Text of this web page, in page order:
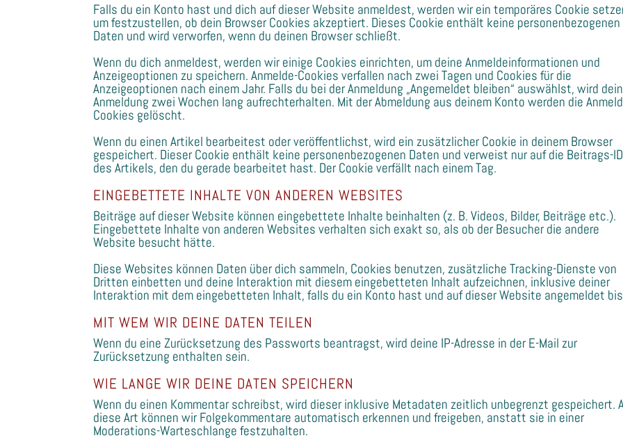
Falls du ein Konto hast und dich auf dieser Website anmeldest, werden wir ein temporäres Cookie
um festzustellen, ob dein Browser Cookies akzeptiert. Dieses Cookie enthält keine personenbezogenen
Daten und wird verworfen, wenn du deinen Browser schließt.
Wenn du dich anmeldest, werden wir einige Cookies einrichten, um deine Anmeldeinformationen und
Anzeigeoptionen zu speichern. Anmelde-Cookies verfallen nach zwei Tagen und Cookies für die
Anzeigeoptionen nach einem Jahr. Falls du bei der Anmeldung „Angemeldet bleiben“ auswählst, wird
Anmeldung zwei Wochen lang aufrechterhalten. Mit der Abmeldung aus deinem Konto werden die
Cookies gelöscht.
Wenn du einen Artikel bearbeitest oder veröffentlichst, wird ein zusätzlicher Cookie in deinem Browser
gespeichert. Dieser Cookie enthält keine personenbezogenen Daten und verweist nur auf die Beitrags-ID
des Artikels, den du gerade bearbeitet hast. Der Cookie verfällt nach einem Tag.
EINGEBETTETE INHALTE VON ANDEREN WEBSITES
Beiträge auf dieser Website können eingebettete Inhalte beinhalten (z. B. Videos, Bilder, Beiträge etc.).
Eingebettete Inhalte von anderen Websites verhalten sich exakt so, als ob der Besucher die andere
Website besucht hätte.
Diese Websites können Daten über dich sammeln, Cookies benutzen, zusätzliche Tracking-Dienste von
Dritten einbetten und deine Interaktion mit diesem eingebetteten Inhalt aufzeichnen, inklusive deiner
Interaktion mit dem eingebetteten Inhalt, falls du ein Konto hast und auf dieser Website angemeldet
MIT WEM WIR DEINE DATEN TEILEN
Wenn du eine Zurücksetzung des Passworts beantragst, wird deine IP-Adresse in der E-Mail zur
Zurücksetzung enthalten sein.
WIE LANGE WIR DEINE DATEN SPEICHERN
Wenn du einen Kommentar schreibst, wird dieser inklusive Metadaten zeitlich unbegrenzt gespeichert.
diese Art können wir Folgekommentare automatisch erkennen und freigeben, anstatt sie in einer
Moderations-Warteschlange festzuhalten.